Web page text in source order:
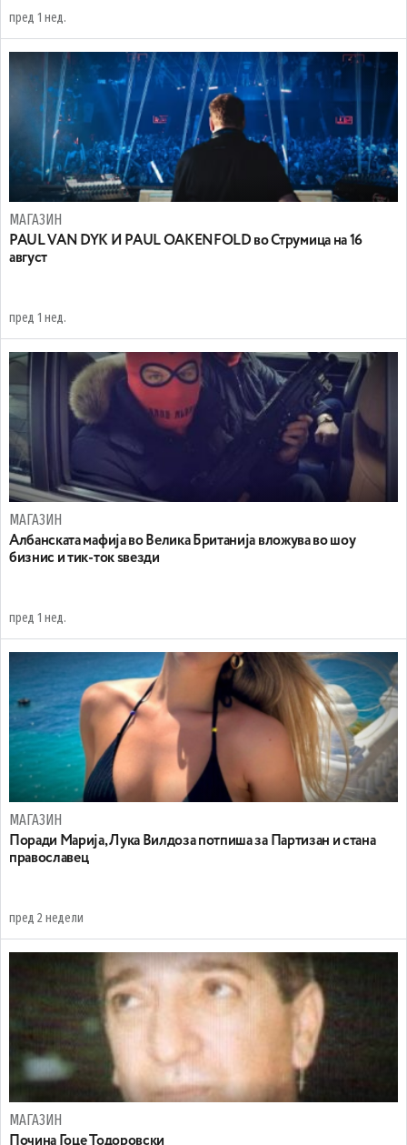
пред 1 нед.
МАГАЗИН
PAUL VAN DYK И PAUL OAKENFOLD во Струмица на 16
август
пред 1 нед.
МАГАЗИН
Aлбанската мафија во Велика Британија вложува во шоу
бизнис и тик-ток ѕвезди
пред 1 нед.
МАГАЗИН
Поради Марија, Лука Вилдоза потпиша за Партизан и стана
православец
пред 2 недели
МАГАЗИН
Почина Гоце Тодоровски